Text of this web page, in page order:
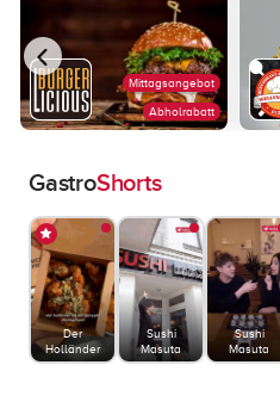
Abholrabatt
Mittagsangebot
GastroShorts
Der
Holländer
Sushi
Masuta
Sushi
Masuta